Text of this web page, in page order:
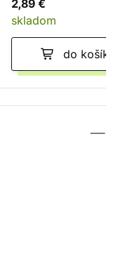
2,89 €
skladom
do košíka